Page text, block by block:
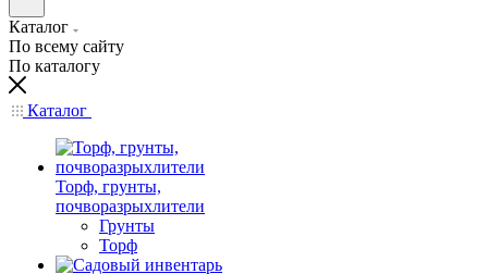
Каталог
По всему сайту
По каталогу
Каталог
Торф, грунты,
почворазрыхлители
Грунты
Торф